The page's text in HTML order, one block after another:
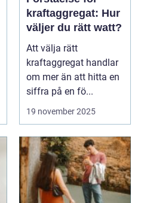
kraftaggregat: Hur
väljer du rätt watt?
Att välja rätt
kraftaggregat handlar
om mer än att hitta en
siffra på en fö...
19 november 2025